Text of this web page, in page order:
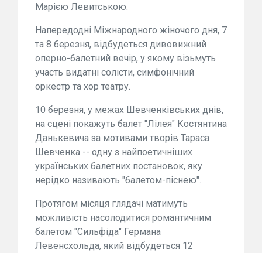
Марією Левитською.
Напередодні Міжнародного жіночого дня, 7
та 8 березня, відбудеться дивовижний
оперно-балетний вечір, у якому візьмуть
участь видатні солісти, симфонічний
оркестр та хор театру.
10 березня, у межах Шевченківських днів,
на сцені покажуть балет "Лілея" Костянтина
Данькевича за мотивами творів Тараса
Шевченка -- одну з найпоетичніших
українських балетних постановок, яку
нерідко називають "балетом-піснею".
Протягом місяця глядачі матимуть
можливість насолодитися романтичним
балетом "Сильфіда" Германа
Левенсхольда, який відбудеться 12